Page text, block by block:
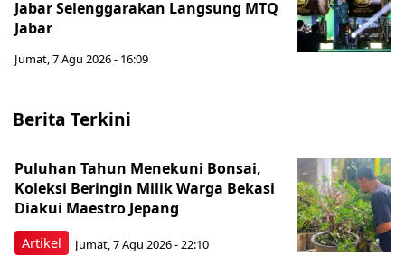
Jabar Selenggarakan Langsung MTQ
Jabar
Jumat, 7 Agu 2026 - 16:09
Berita Terkini
Artikel
Puluhan Tahun Menekuni Bonsai,
Koleksi Beringin Milik Warga Bekasi
Diakui Maestro Jepang
Jumat, 7 Agu 2026 - 22:10